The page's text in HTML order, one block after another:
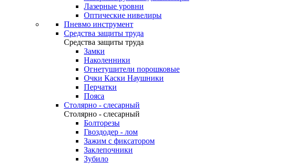
Лазерные уровни
Оптические нивелиры
Пневмо инструмент
Средства защиты труда
Средства защиты труда
Замки
Наколенники
Огнетушители порошковые
Очки Каски Наушники
Перчатки
Пояса
Столярно - слесарный
Столярно - слесарный
Болторезы
Гвоздодер - лом
Зажим с фиксатором
Заклепочники
Зубило